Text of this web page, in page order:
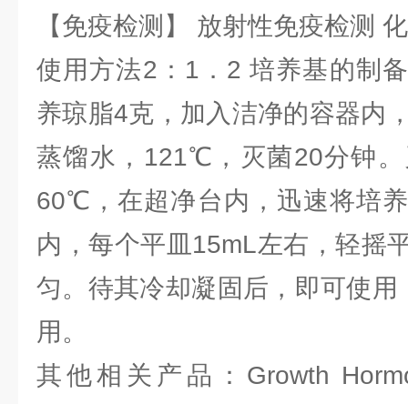
【免疫检测】 放射性免疫检测
使用方法2：1．2 培养基的制
养琼脂4克，加入洁净的容器内
蒸馏水，121℃，灭菌20分钟
60℃，在超净台内，迅速将培
内，每个平皿15mL左右，轻摇
匀。待其冷却凝固后，即可使
用。
其他相关产品：Growth